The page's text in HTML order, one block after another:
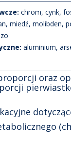
chrom, cynk,
miedź, molibden,
aluminium,
oraz